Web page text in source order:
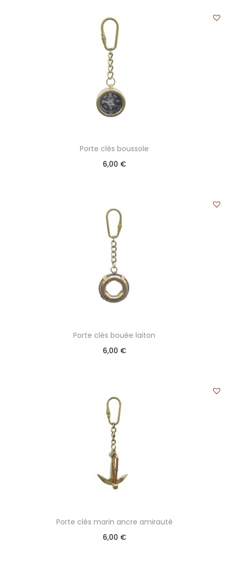
Porte clés boussole
6,00 €
Porte clés bouée laiton
6,00 €
Porte clés marin ancre amirauté
6,00 €